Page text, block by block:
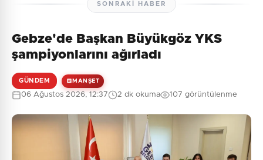
Güvenlik Sorusu:
1 + 10 = ?
Henüz yorum yapılmamış. İlk yorumu siz yapın!
SONRAKI HABER
Gebze'de Başkan Büyükgöz YKS
şampiyonlarını ağırladı
GÜNDEM MANŞET
06 Ağustos 2026, 12:37 2 dk okuma 107 görüntülenme